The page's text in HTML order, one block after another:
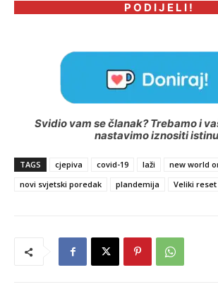
P O D I J E L I !
Svidio vam se članak? Trebamo i
nastavimo iznositi
TAGS cjepiva covid-19 laži
new world
novi svjetski poredak
plandemija Veliki reset